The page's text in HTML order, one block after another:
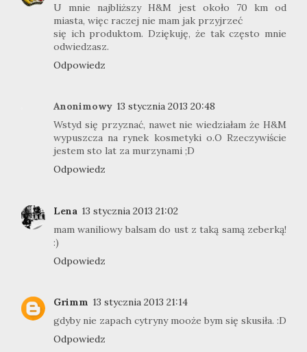
U mnie najbliższy H&M jest około 70 km od
miasta, więc raczej nie mam jak przyjrzeć
się ich produktom. Dziękuję, że tak często mnie
odwiedzasz.
Odpowiedz
Anonimowy 13 stycznia 2013 20:48
Wstyd się przyznać, nawet nie wiedziałam że H&M
wypuszcza na rynek kosmetyki o.O Rzeczywiście
jestem sto lat za murzynami ;D
Odpowiedz
Lena 13 stycznia 2013 21:02
mam waniliowy balsam do ust z taką samą zeberką!
:)
Odpowiedz
Grimm 13 stycznia 2013 21:14
gdyby nie zapach cytryny mooże bym się skusiła. :D
Odpowiedz